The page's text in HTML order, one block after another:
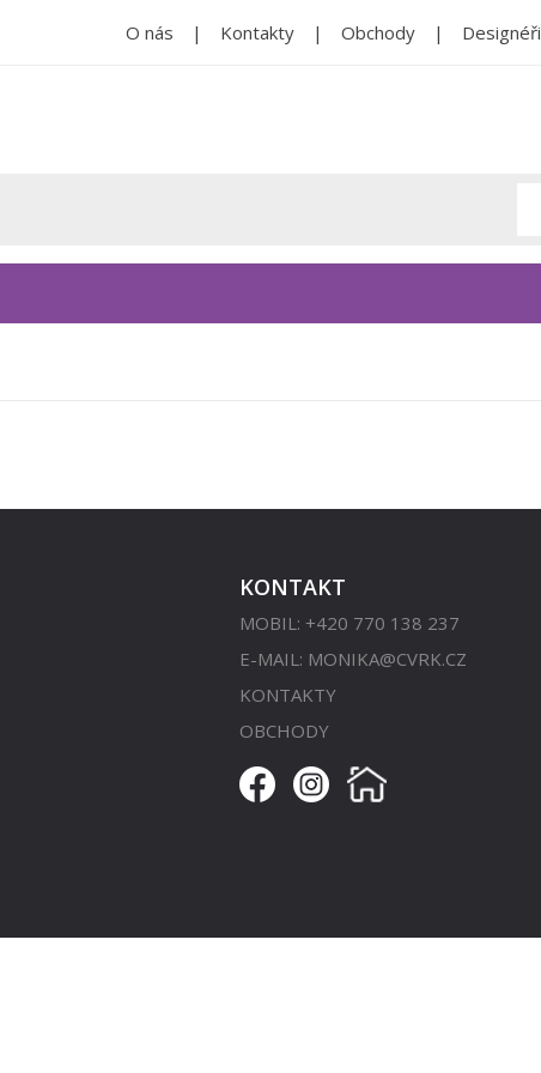
O nás Kontakty Obchody Designéři
KONTAKT
MOBIL: +420 770 138 237
E-MAIL: MONIKA@CVRK.CZ
KONTAKTY
OBCHODY